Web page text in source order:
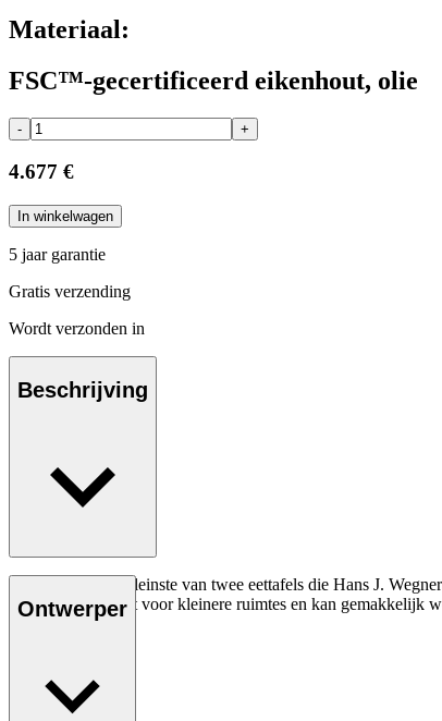
Materiaal:
FSC™-gecertificeerd eikenhout, olie
- +
4.677 €
In winkelwagen
5 jaar garantie
Gratis verzending
Wordt verzonden in
Beschrijving
De CH002 is de kleinste van twee eettafels die Hans J.
CH002 is gemaakt voor kleinere ruimtes en kan gemakkelijk
Ontwerper